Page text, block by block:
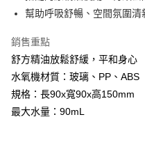
1.本服務由台灣大哥大提供，台灣
流程，驗證手機門號後，選擇欲分
成交易。
3.實際核准額度、可分期數及費用
4.訂單成立30分鐘內，如未前往確
法說明評估內容。
【繳款方式說明】
AFTEE先享後付
【關於「AFTEE先享後付」】
AFTEE先享後付是「在收到商品
便利好安心！
１．簡單：不需註冊會員、不需綁
２．便利：只要手機號碼，簡訊認
⭕超取僅提供付款後全家取貨
幫助呼吸舒暢、空間氛圍清
銷售重點
舒方精油放鬆舒緩，平和身心
水氧機材質：玻璃、PP、ABS
規格：長90x寬90x高150mm
最大水量：90mL